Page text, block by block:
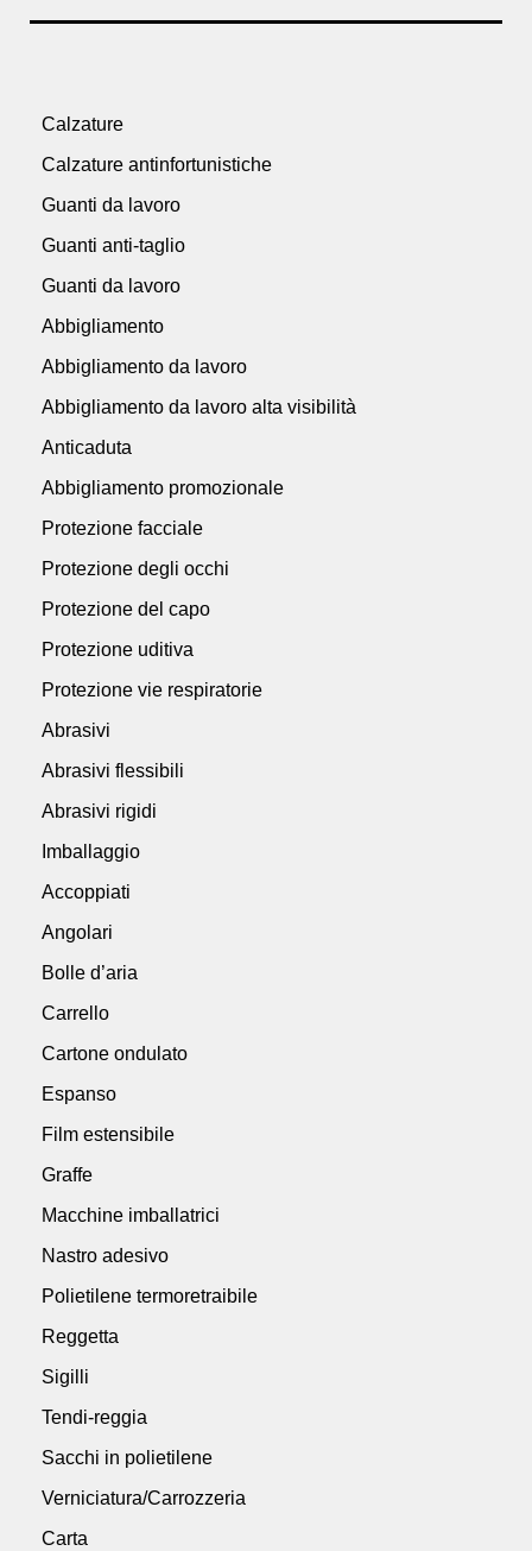
Calzature
Calzature antinfortunistiche
Guanti da lavoro
Guanti anti-taglio
Guanti da lavoro
Abbigliamento
Abbigliamento da lavoro
Abbigliamento da lavoro alta visibilità
Anticaduta
Abbigliamento promozionale
Protezione facciale
Protezione degli occhi
Protezione del capo
Protezione uditiva
Protezione vie respiratorie
Abrasivi
Abrasivi flessibili
Abrasivi rigidi
Imballaggio
Accoppiati
Angolari
Bolle d’aria
Carrello
Cartone ondulato
Espanso
Film estensibile
Graffe
Macchine imballatrici
Nastro adesivo
Polietilene termoretraibile
Reggetta
Sigilli
Tendi-reggia
Sacchi in polietilene
Verniciatura/Carrozzeria
Carta